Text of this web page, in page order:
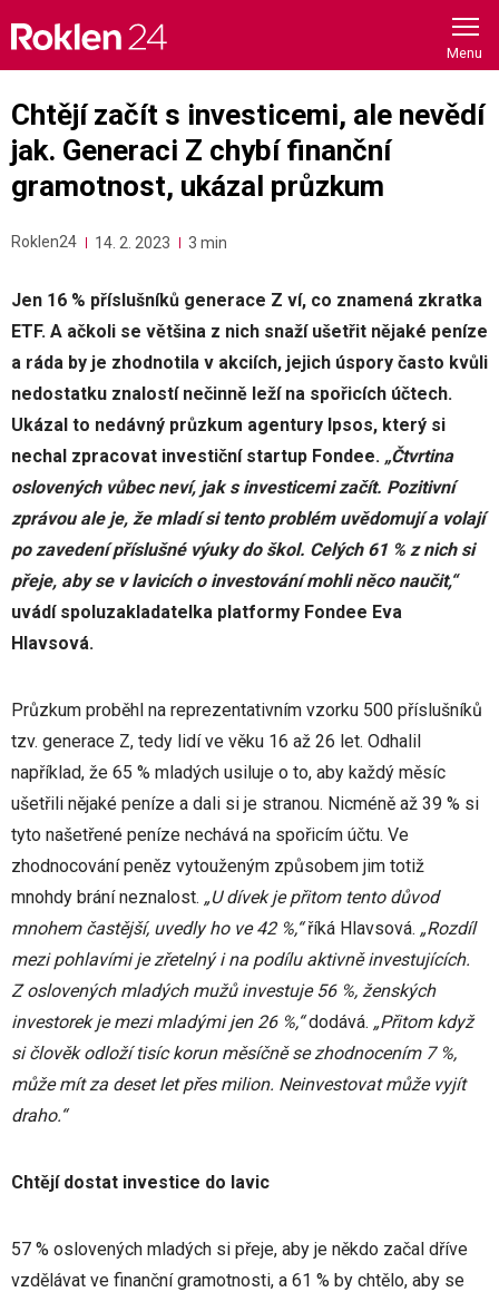
content
Chtějí začít s investicemi, ale nevědí
jak. Generaci Z chybí finanční
gramotnost, ukázal průzkum
Roklen24 14. 2. 2023 3 min
Jen 16 % příslušníků generace Z ví, co znamená zkratka
ETF. A ačkoli se většina z nich snaží ušetřit nějaké peníze
a ráda by je zhodnotila v akciích, jejich úspory často kvůli
nedostatku znalostí nečinně leží na spořicích účtech.
Ukázal to nedávný průzkum agentury Ipsos, který si
nechal zpracovat investiční startup Fondee. „Čtvrtina
oslovených vůbec neví, jak s investicemi začít. Pozitivní
zprávou ale je, že mladí si tento problém uvědomují a volají
po zavedení příslušné výuky do škol. Celých 61 % z nich si
přeje, aby se v lavicích o investování mohli něco naučit,“
uvádí spoluzakladatelka platformy Fondee Eva
Hlavsová.
Průzkum proběhl na reprezentativním vzorku 500 příslušníků
tzv. generace Z, tedy lidí ve věku 16 až 26 let. Odhalil
například, že 65 % mladých usiluje o to, aby každý měsíc
ušetřili nějaké peníze a dali si je stranou. Nicméně až 39 % si
tyto našetřené peníze nechává na spořicím účtu. Ve
zhodnocování peněz vytouženým způsobem jim totiž
mnohdy brání neznalost. „U dívek je přitom tento důvod
mnohem častější, uvedly ho ve 42 %,“říká Hlavsová. „Rozdíl
mezi pohlavími je zřetelný i na podílu aktivně investujících.
Z oslovených mladých mužů investuje 56 %, ženských
investorek je mezi mladými jen 26 %,“dodává. „Přitom když
si člověk odloží tisíc korun měsíčně se zhodnocením 7 %,
může mít za deset let přes milion. Neinvestovat může vyjít
draho.“
Chtějí dostat investice do lavic
57 % oslovených mladých si přeje, aby je někdo začal dříve
vzdělávat ve finanční gramotnosti, a 61 % by chtělo, aby se